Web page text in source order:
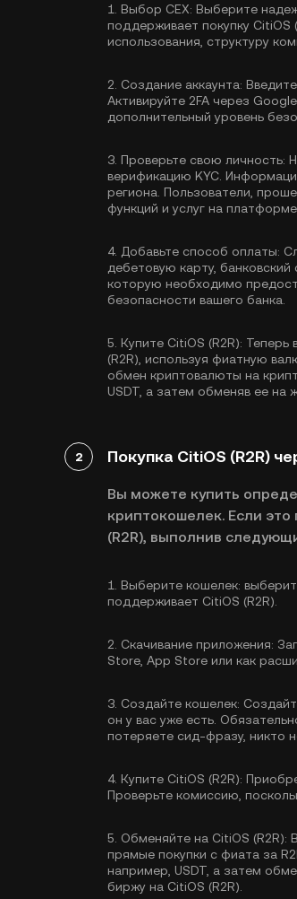
1. Выбор CEX: Выберите
поддерживает покупку
использования, структуру
2. Создание аккаунта:
Активируйте 2FA через
дополнительный уровень
3. Проверьте свою личность:
верификацию KYC .
региона. Пользователи,
функций и услуг на платформе.
4. Добавьте способ оплаты:
дебетовую карту,
которую необходимо
безопасности вашего банка.
5. Купите CitiOS (R2R): Теперь
(R2R), используя фиатную
обмен криптовалюты на
USDT , а затем обменяв ее на
2 Покупка CitiOS (R2R)
Вы можете купить
криптокошелек. Если
(R2R), выполнив
1. Выберите кошелек:
поддерживает CitiOS (R2R).
2. Скачивание приложения:
Store, App Store или как
3. Создайте кошелек:
он у вас уже есть.
потеряете сид-фразу, никто
4. Купите CitiOS (R2R):
Проверьте комиссию,
5. Обменяйте на CitiOS (R2R):
прямые покупки с фиата за
например, USDT, а затем
биржу на CitiOS (R2R).